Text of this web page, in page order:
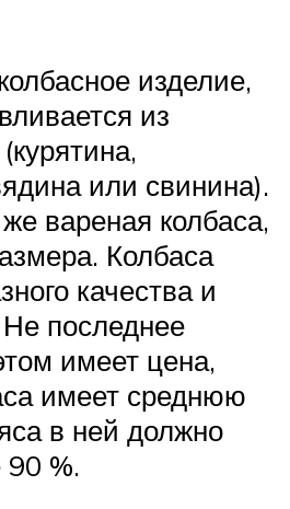
изделие,
из
или свинина).
вареная колбаса,
Колбаса
качества и
последнее
имеет цена,
имеет среднюю
в ней должно
%.